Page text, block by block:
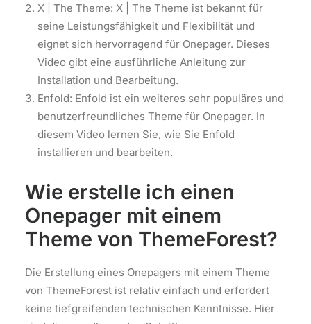
X | The Theme: X | The Theme ist bekannt für
seine Leistungsfähigkeit und Flexibilität und
eignet sich hervorragend für Onepager. Dieses
Video gibt eine ausführliche Anleitung zur
Installation und Bearbeitung.
Enfold: Enfold ist ein weiteres sehr populäres und
benutzerfreundliches Theme für Onepager. In
diesem Video lernen Sie, wie Sie Enfold
installieren und bearbeiten.
Wie erstelle ich einen
Onepager mit einem
Theme von ThemeForest?
Die Erstellung eines Onepagers mit einem Theme
von ThemeForest ist relativ einfach und erfordert
keine tiefgreifenden technischen Kenntnisse. Hier